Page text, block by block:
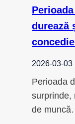
durează
2026-03-03
Perioada
surprinde,
de